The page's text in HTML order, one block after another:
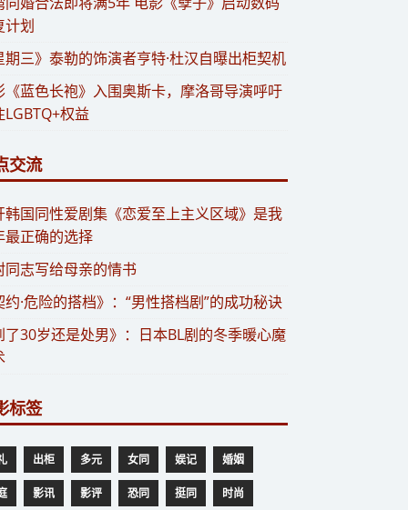
计划
期三》泰勒的饰演者亨特·杜汉自曝出柜契机
《蓝色长袍》入围奥斯卡，摩洛哥导演呼吁
LGBTQ+权益
交流
韩国同性爱剧集《恋爱至上主义区域》是我
最正确的选择
同志写给母亲的情书
约·危险的搭档》：“男性搭档剧”的成功秘诀
了30岁还是处男》：日本BL剧的冬季暖心魔
标签
出柜 多元 女同 娱记 婚姻
影讯 影评 恐同 挺同 时尚